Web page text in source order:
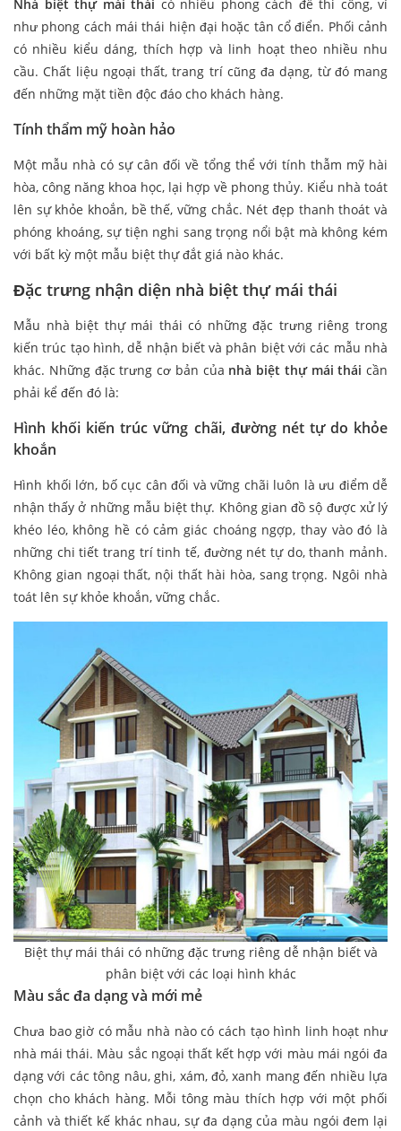
Nhà biệt thự mái thái có nhiều phong cách để thi công, ví
như phong cách mái thái hiện đại hoặc tân cổ điển. Phối cảnh
có nhiều kiểu dáng, thích hợp và linh hoạt theo nhiều nhu
cầu. Chất liệu ngoại thất, trang trí cũng đa dạng, từ đó mang
đến những mặt tiền độc đáo cho khách hàng.
Tính thẩm mỹ hoàn hảo
Một mẫu nhà có sự cân đối về tổng thể với tính thẫm mỹ hài
hòa, công năng khoa học, lại hợp về phong thủy. Kiểu nhà toát
lên sự khỏe khoắn, bề thế, vững chắc. Nét đẹp thanh thoát và
phóng khoáng, sự tiện nghi sang trọng nổi bật mà không kém
với bất kỳ một mẫu biệt thự đắt giá nào khác.
Đặc trưng nhận diện nhà biệt thự mái thái
Mẫu nhà biệt thự mái thái có những đặc trưng riêng trong
kiến trúc tạo hình, dễ nhận biết và phân biệt với các mẫu nhà
khác. Những đặc trưng cơ bản của nhà biệt thự mái thái cần
phải kể đến đó là:
Hình khối kiến trúc vững chãi, đường nét tự do khỏe
khoắn
Hình khối lớn, bố cục cân đối và vững chãi luôn là ưu điểm dễ
nhận thấy ở những mẫu biệt thự. Không gian đồ sộ được xử lý
khéo léo, không hề có cảm giác choáng ngợp, thay vào đó là
những chi tiết trang trí tinh tế, đường nét tự do, thanh mảnh.
Không gian ngoại thất, nội thất hài hòa, sang trọng. Ngôi nhà
toát lên sự khỏe khoắn, vững chắc.
Biệt thự mái thái có những đặc trưng riêng dễ nhận biết và
phân biệt với các loại hình khác
Màu sắc đa dạng và mới mẻ
Chưa bao giờ có mẫu nhà nào có cách tạo hình linh hoạt như
nhà mái thái. Màu sắc ngoại thất kết hợp với màu mái ngói đa
dạng với các tông nâu, ghi, xám, đỏ, xanh mang đến nhiều lựa
chọn cho khách hàng. Mỗi tông màu thích hợp với một phối
cảnh và thiết kế khác nhau, sự đa dạng của màu ngói đem lại